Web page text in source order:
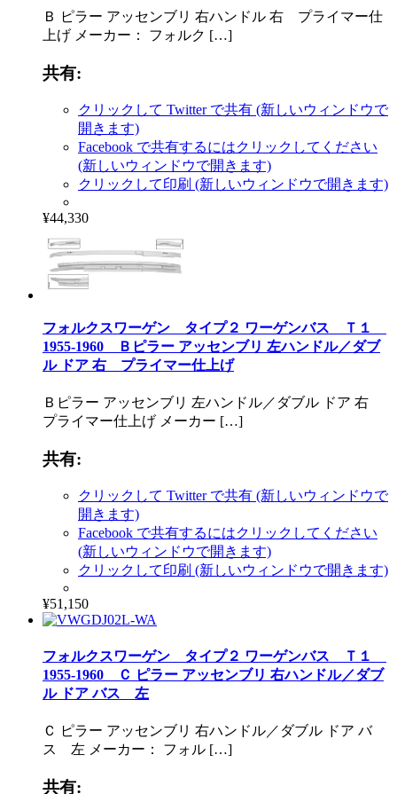
Ｂ ピラー アッセンブリ 右ハンドル 右 プライマー仕
上げ メーカー： フォルク […]
共有:
クリックして Twitter で共有 (新しいウィンドウで
開きます)
Facebook で共有するにはクリックしてください
(新しいウィンドウで開きます)
クリックして印刷 (新しいウィンドウで開きます)
¥44,330
フォルクスワーゲン タイプ２ ワーゲンバス Ｔ１
1955-1960 Ｂピラー アッセンブリ 左ハンドル／ダブ
ル ドア 右 プライマー仕上げ
Ｂピラー アッセンブリ 左ハンドル／ダブル ドア 右
プライマー仕上げ メーカー […]
共有:
クリックして Twitter で共有 (新しいウィンドウで
開きます)
Facebook で共有するにはクリックしてください
(新しいウィンドウで開きます)
クリックして印刷 (新しいウィンドウで開きます)
¥51,150
フォルクスワーゲン タイプ２ ワーゲンバス Ｔ１
1955-1960 Ｃ ピラー アッセンブリ 右ハンドル／ダブ
ル ドア バス 左
Ｃ ピラー アッセンブリ 右ハンドル／ダブル ドア バ
ス 左 メーカー： フォル […]
共有: